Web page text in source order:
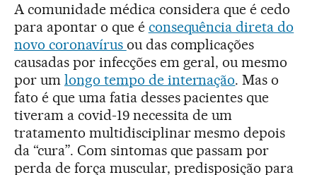
A comunidade médica considera que é cedo
para apontar o que é consequência direta do
novo coronavírus ou das complicações
causadas por infecções em geral, ou mesmo
por um longo tempo de internação. Mas o
fato é que uma fatia desses pacientes que
tiveram a covid-19 necessita de um
tratamento multidisciplinar mesmo depois
da “cura”. Com sintomas que passam por
perda de força muscular, predisposição para